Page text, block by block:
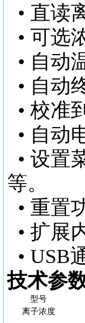
• 直读
• 可选
• 自动
• 自动
• 校准
• 自动
• 设置
等。
• 重置
• 扩展
• USB
技术参
型号
离子浓度